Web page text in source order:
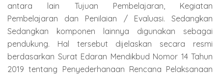
antara lain Tujuan Pembelajaran, Kegiatan
Pembelajaran dan Penilaian / Evaluasi. Sedangkan
Sedangkan komponen lainnya digunakan sebagai
pendukung. Hal tersebut dijelaskan secara resmi
berdasarkan Surat Edaran Mendikbud Nomor 14 Tahun
2019 tentang Penyederhanaan Rencana Pelaksanaan